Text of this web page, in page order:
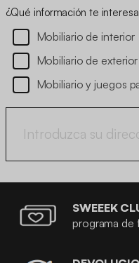
¿Qué información te
Mobiliario de interior
Mobiliario de exterior
Mobiliario y juegos
SWEEEK
programa de